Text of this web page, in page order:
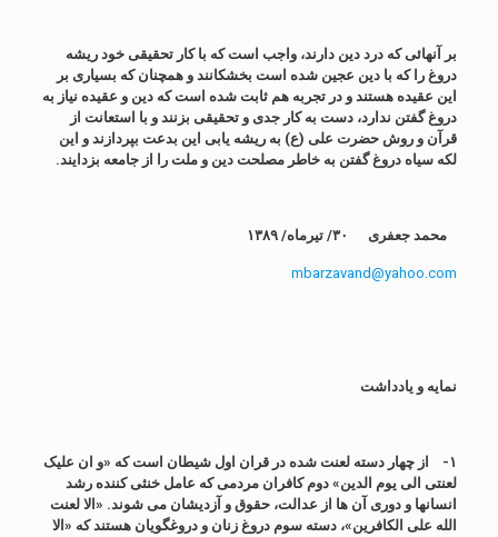
بر آنهائی که درد دین دارند، واجب است که با کار تحقیقی خود ریشه
دروغ را که با دین عجین شده است بخشکانند و همچنان که بسیاری بر
این عقیده هستند و در تجربه هم ثابت شده است که دین و عقیده نیاز به
دروغ گفتن ندارد، دست به کار جدی و تحقیقی بزنند و با استعانت از
قرآن و روش حضرت علی (ع) به ریشه یابی این بدعت بپردازند و این
لکه سیاه دروغ گفتن به خاطر مصلحت دین و ملت را از جامعه بزدایند.
محمد جعفری ۳۰/ تیرماه/ ۱۳۸۹
mbarzavand@yahoo.com
نمایه و یادداشت
۱-
از چهار دسته لعنت شده در قران اول شیطان است که «و ان علیک
لعنتی الی یوم الدین» دوم کافران مردمی که عامل خنثی کننده رشد
انسانها و دوری آن ها از عدالت، حقوق و آزدیشان می شوند. «الا لعنت
الله علی الکافرین»، دسته سوم دروغ زنان و دروغگویان هستند که «الا